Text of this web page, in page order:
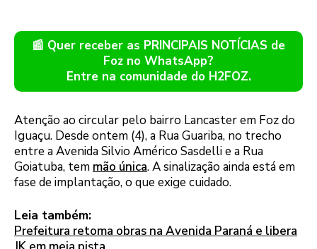
📰 Quer receber as PRINCIPAIS NOTÍCIAS de
Foz no WhatsApp?
Entre na comunidade do H2FOZ.
Atenção ao circular pelo bairro Lancaster em Foz do
Iguaçu. Desde ontem (4), a Rua Guariba, no trecho
entre a Avenida Silvio Américo Sasdelli e a Rua
Goiatuba, tem mão única. A sinalização ainda está em
fase de implantação, o que exige cuidado.
Leia também:
Prefeitura retoma obras na Avenida Paraná e libera